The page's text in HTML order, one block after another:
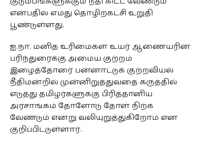
என்பதில் எமது தொழிற்கட்சி உறுதி
பூண்டுள்ளது.
ஐ.நா. மனித உரிமைகள் உயர் ஆணையரின்
பரிந்துரைக்கு அமைய குற்றம்
இழைத்தோரை பன்னாட்டுக் குற்றவியல்
நீதிமன்றில் முன்னிறுத்துவதை கருத்தில்
எடுத்து தமிழர்களுக்கு பிரித்தானிய
அரசாங்கம் தோளோடு தோள் நிற்க
வேண்டும் என்று வலியுறுத்துகிறோம் என
குறிப்பிட்டுள்ளார்.